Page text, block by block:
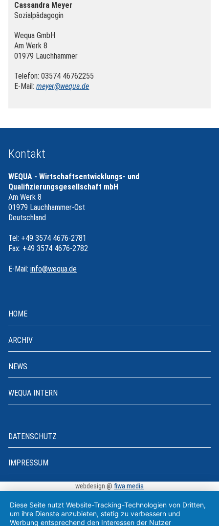
Cassandra Meyer
Sozialpädagogin
Wequa GmbH
Am Werk 8
01979 Lauchhammer
Telefon: 03574 46762255
E-Mail:meyer@wequa.de
Kontakt
WEQUA - Wirtschaftsentwicklungs- und
Qualifizierungsgesellschaft mbH
Am Werk 8
01979 Lauchhammer-Ost
Deutschland
Tel: +49 3574 4676-2781
Fax: +49 3574 4676-2782
E-Mail: info@wequa.de
HOME
ARCHIV
NEWS
WEQUA INTERN
DATENSCHUTZ
IMPRESSUM
webdesign @ fiwa media
Diese Seite nutzt Website-Tracking-Technologien von Dritten,
um ihre Dienste anzubieten, stetig zu verbessern und
Werbung entsprechend den Interessen der Nutzer